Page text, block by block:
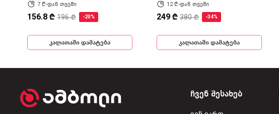
7 ₾-დან თვეში
156.8 ₾ 196 ₾ -20%
კალათაში დამატება
12 ₾-დან თვეში
249 ₾ 380 ₾ -34%
კალათაში დამატება
ჩვენ შესახებ